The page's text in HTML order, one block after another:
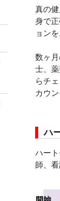
真の
身で
ョン
数ヶ
士、
らチ
カウ
ハ
ハー
師、